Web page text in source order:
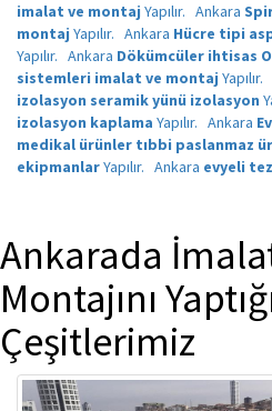
imalat ve montaj Yapılır. Ankara
montaj Yapılır. Ankara Hücre tipi
Yapılır. Ankara Dökümcüler ihtisas
sistemleri imalat ve montaj Yapılır.
izolasyon seramik yünü izolasyon
izolasyon kaplama Yapılır. Ankara
medikal ürünler tıbbi paslanmaz
ekipmanlarYapılır. Ankara evyeli
Ankarada
Montajını
Çeşitlerimiz